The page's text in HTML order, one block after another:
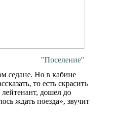
"Поселение"
седане. Но в кабине
то есть скрасить
лейтенант, дошел до
ждать поезда», звучит